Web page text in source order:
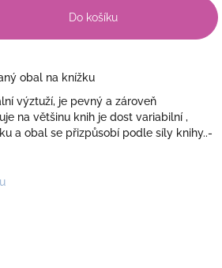
Do košíku
obal na knížku
výztuží, je pevný a zároveň
na většinu knih je dost variabilní ,
a obal se přizpůsobí podle síly knihy..-